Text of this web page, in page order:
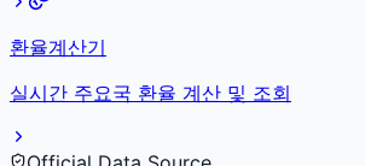
환율계산기
실시간 주요국 환율 계산 및 조회